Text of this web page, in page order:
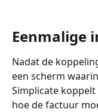
Eenmalige
Nadat de
een scherm
Simplicate koppelt
hoe de factuur